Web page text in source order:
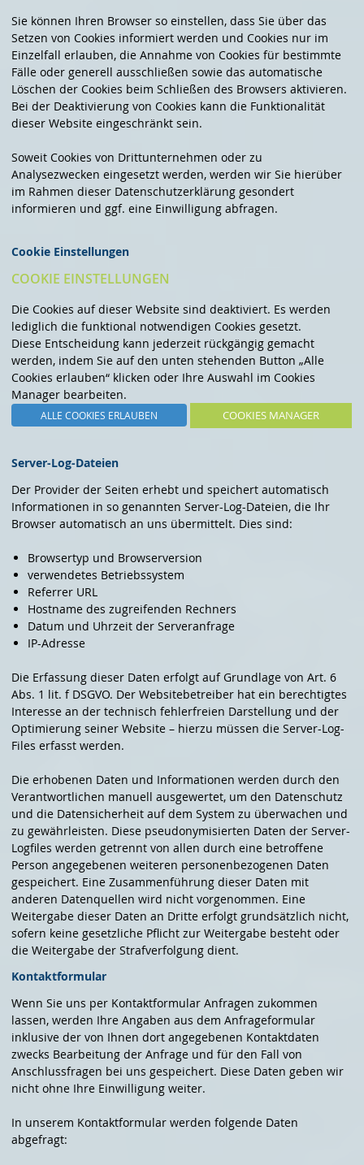
Sie können Ihren Browser so einstellen, dass Sie über das
Setzen von Cookies informiert werden und Cookies nur im
Einzelfall erlauben, die Annahme von Cookies für bestimmte
Fälle oder generell ausschließen sowie das automatische
Löschen der Cookies beim Schließen des Browsers aktivieren.
Bei der Deaktivierung von Cookies kann die Funktionalität
dieser Website eingeschränkt sein.
Soweit Cookies von Drittunternehmen oder zu
Analysezwecken eingesetzt werden, werden wir Sie hierüber
im Rahmen dieser Datenschutzerklärung gesondert
informieren und ggf. eine Einwilligung abfragen.
Cookie Einstellungen
COOKIE EINSTELLUNGEN
Die Cookies auf dieser Website sind deaktiviert. Es werden
lediglich die funktional notwendigen Cookies gesetzt.
Diese Entscheidung kann jederzeit rückgängig gemacht
werden, indem Sie auf den unten stehenden Button „Alle
Cookies erlauben“ klicken oder Ihre Auswahl im Cookies
Manager bearbeiten.
ALLE COOKIES ERLAUBEN COOKIES MANAGER
Server-Log-Dateien
Der Provider der Seiten erhebt und speichert automatisch
Informationen in so genannten Server-Log-Dateien, die Ihr
Browser automatisch an uns übermittelt. Dies sind:
Browsertyp und Browserversion
verwendetes Betriebssystem
Referrer URL
Hostname des zugreifenden Rechners
Datum und Uhrzeit der Serveranfrage
IP-Adresse
Die Erfassung dieser Daten erfolgt auf Grundlage von Art. 6
Abs. 1 lit. f DSGVO. Der Websitebetreiber hat ein berechtigtes
Interesse an der technisch fehlerfreien Darstellung und der
Optimierung seiner Website – hierzu müssen die Server-Log-
Files erfasst werden.
Die erhobenen Daten und Informationen werden durch den
Verantwortlichen manuell ausgewertet, um den Datenschutz
und die Datensicherheit auf dem System zu überwachen und
zu gewährleisten. Diese pseudonymisierten Daten der Server-
Logfiles werden getrennt von allen durch eine betroffene
Person angegebenen weiteren personenbezogenen Daten
gespeichert. Eine Zusammenführung dieser Daten mit
anderen Datenquellen wird nicht vorgenommen. Eine
Weitergabe dieser Daten an Dritte erfolgt grundsätzlich nicht,
sofern keine gesetzliche Pflicht zur Weitergabe besteht oder
die Weitergabe der Strafverfolgung dient.
Kontaktformular
Wenn Sie uns per Kontaktformular Anfragen zukommen
lassen, werden Ihre Angaben aus dem Anfrageformular
inklusive der von Ihnen dort angegebenen Kontaktdaten
zwecks Bearbeitung der Anfrage und für den Fall von
Anschlussfragen bei uns gespeichert. Diese Daten geben wir
nicht ohne Ihre Einwilligung weiter.
In unserem Kontaktformular werden folgende Daten
abgefragt: